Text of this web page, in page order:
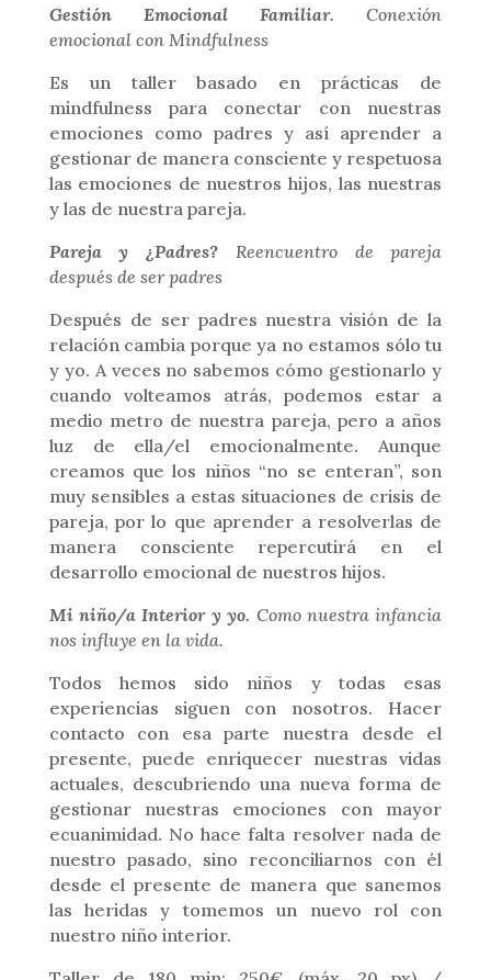
Gestión Emocional Familiar. Conexión
emocional con Mindfulness
Es un taller basado en prácticas de
mindfulness para conectar con nuestras
emociones como padres y así aprender a
gestionar de manera consciente y respetuosa
las emociones de nuestros hijos, las nuestras
y las de nuestra pareja.
Pareja y ¿Padres? Reencuentro de pareja
después de ser padres
Después de ser padres nuestra visión de la
relación cambia porque ya no estamos sólo tu
y yo. A veces no sabemos cómo gestionarlo y
cuando volteamos atrás, podemos estar a
medio metro de nuestra pareja, pero a años
luz de ella/el emocionalmente. Aunque
creamos que los niños “no se enteran”, son
muy sensibles a estas situaciones de crisis de
pareja, por lo que aprender a resolverlas de
manera consciente repercutirá en el
desarrollo emocional de nuestros hijos.
Mi niño/a Interior y yo. Como nuestra infancia
nos influye en la vida.
Todos hemos sido niños y todas esas
experiencias siguen con nosotros. Hacer
contacto con esa parte nuestra desde el
presente, puede enriquecer nuestras vidas
actuales, descubriendo una nueva forma de
gestionar nuestras emociones con mayor
ecuanimidad. No hace falta resolver nada de
nuestro pasado, sino reconciliarnos con él
desde el presente de manera que sanemos
las heridas y tomemos un nuevo rol con
nuestro niño interior.